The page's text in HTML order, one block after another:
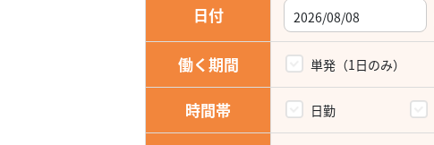
日付
働く期間 単発（1日のみ）
時間帯 日勤